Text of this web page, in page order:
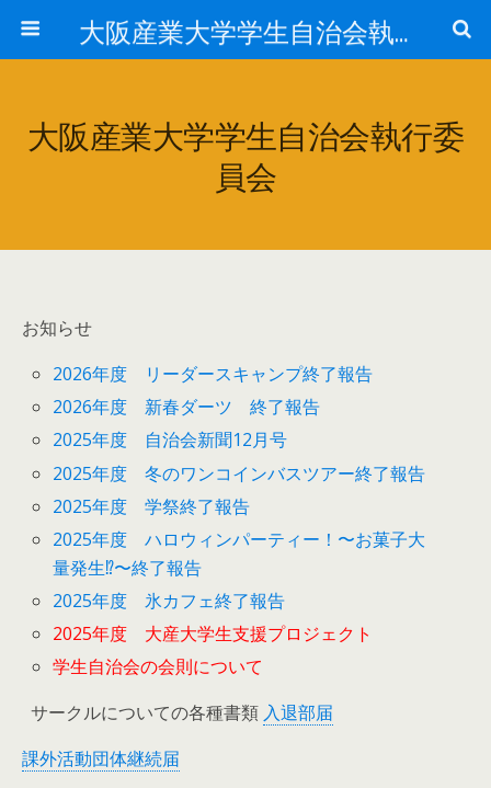
大阪産業大学学生自治会執行委員会
大阪産業大学学生自治会執行委
員会
お知らせ
2026年度 リーダースキャンプ終了報告
2026年度 新春ダーツ 終了報告
2025年度 自治会新聞12月号
2025年度 冬のワンコインバスツアー終了報告
2025年度 学祭終了報告
2025年度 ハロウィンパーティー！〜お菓子大
量発生⁉︎〜終了報告
2025年度 氷カフェ終了報告
2025年度 大産大学生支援プロジェクト
学生自治会の会則について
サークルについての各種書類 入退部届
課外活動団体継続届